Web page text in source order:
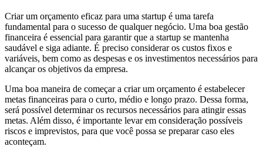
Criar um orçamento eficaz para uma startup é uma tarefa
fundamental para o sucesso de qualquer negócio. Uma boa gestão
financeira é essencial para garantir que a startup se mantenha
saudável e siga adiante. É preciso considerar os custos fixos e
variáveis, bem como as despesas e os investimentos necessários para
alcançar os objetivos da empresa.
Uma boa maneira de começar a criar um orçamento é estabelecer
metas financeiras para o curto, médio e longo prazo. Dessa forma,
será possível determinar os recursos necessários para atingir essas
metas. Além disso, é importante levar em consideração possíveis
riscos e imprevistos, para que você possa se preparar caso eles
aconteçam.